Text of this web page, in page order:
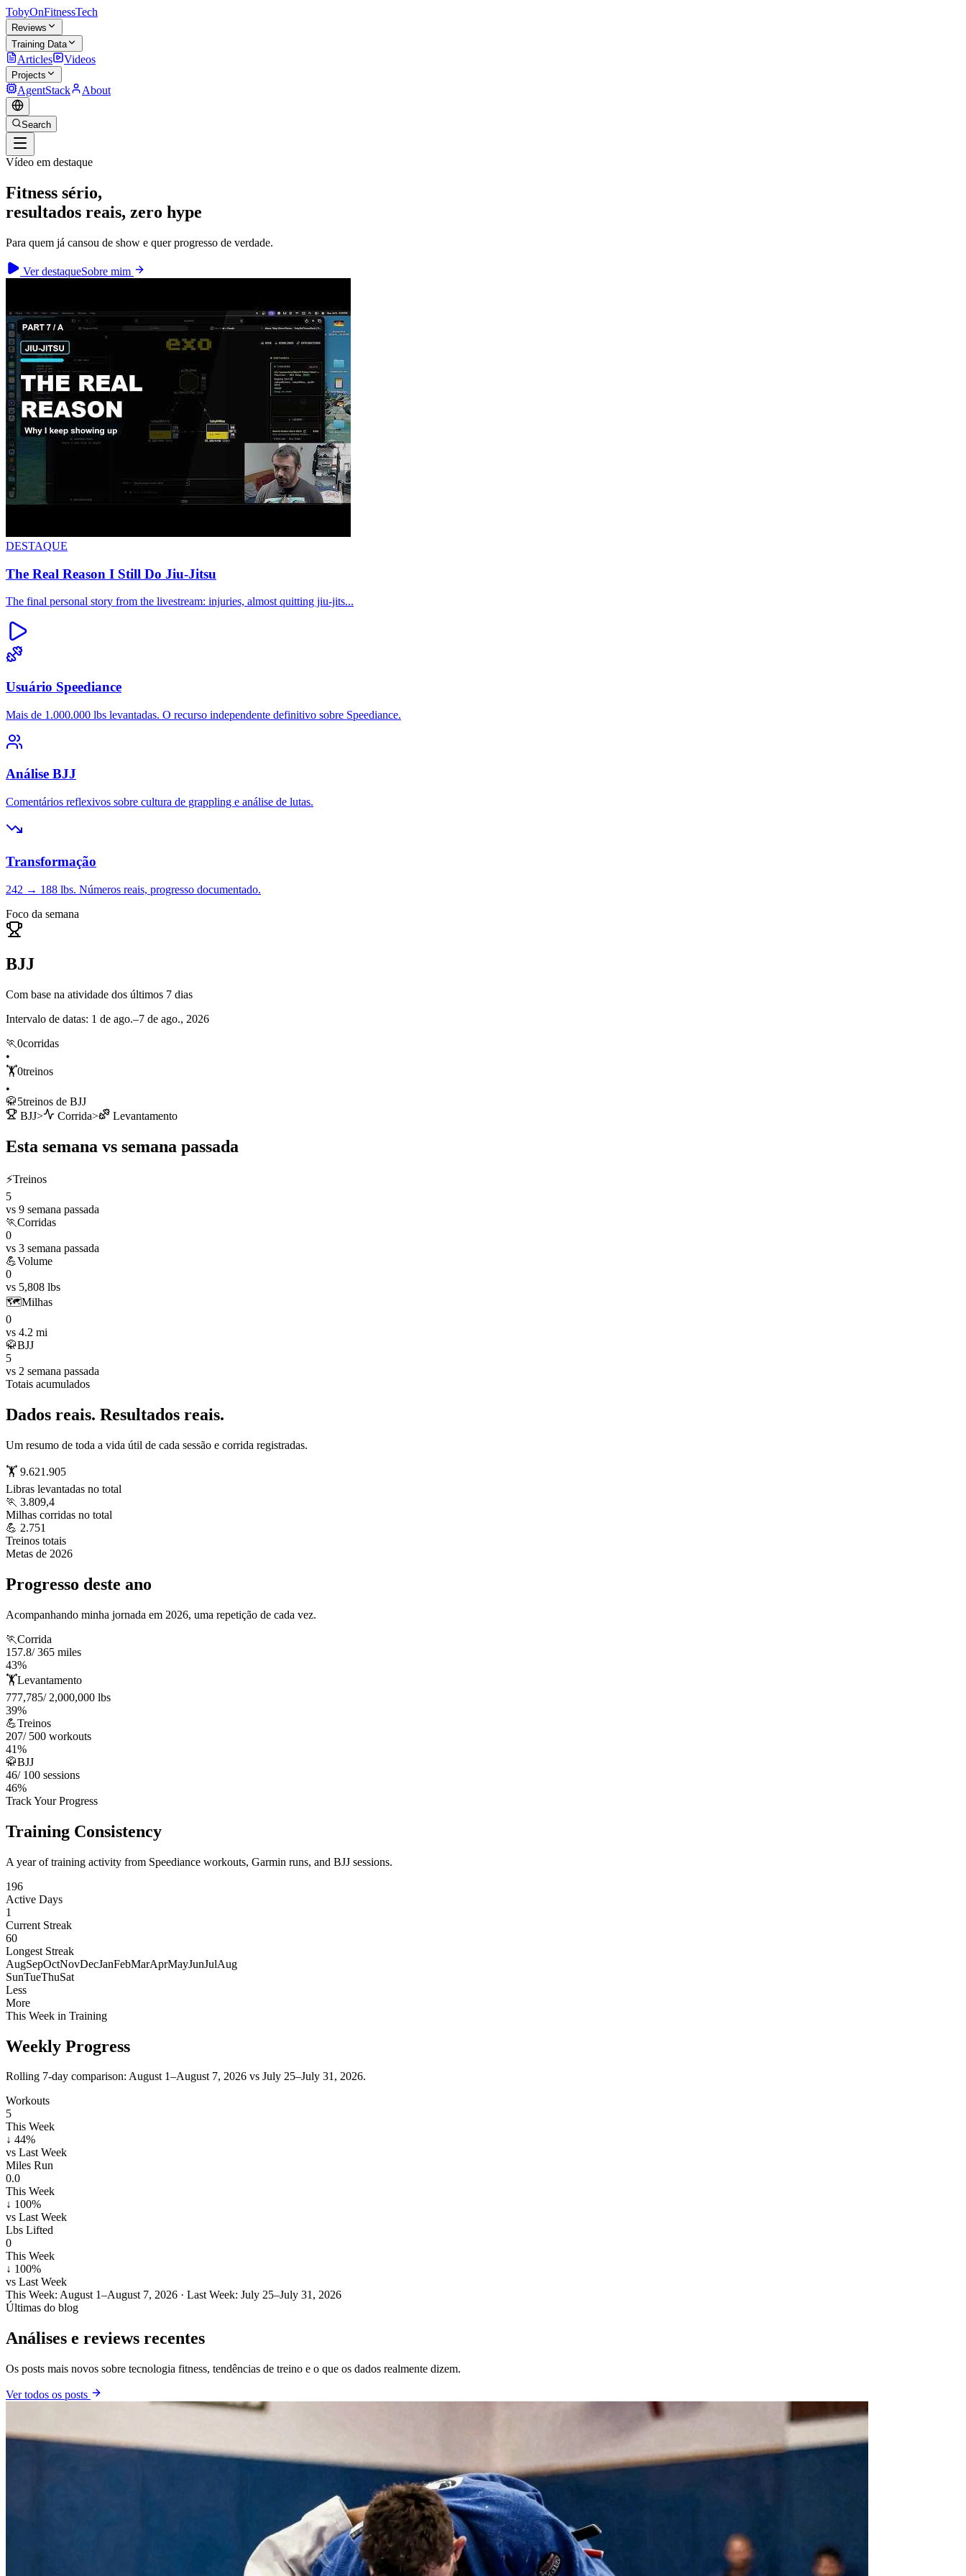
TobyOnFitnessTech
Reviews
Training Data
Articles Videos
Projects
AgentStack About
Search
Vídeo em destaque
Fitness sério,
resultados reais, zero hype
Para quem já cansou de show e quer progresso de verdade.
Ver destaqueSobre mim
DESTAQUE
The Real Reason I Still Do Jiu-Jitsu
The final personal story from the livestream: injuries, almost quitting jiu-jits...
Usuário Speediance
Mais de 1.000.000 lbs levantadas. O recurso independente definitivo sobre Speediance.
Análise BJJ
Comentários reflexivos sobre cultura de grappling e análise de lutas.
Transformação
242 → 188 lbs. Números reais, progresso documentado.
Foco da semana
BJJ
Com base na atividade dos últimos 7 dias
Intervalo de datas: 1 de ago.–7 de ago., 2026
🏃0corridas
•
🏋️0treinos
•
🥋5treinos de BJJ
BJJ> Corrida> Levantamento
Esta semana vs semana passada
⚡Treinos
5
vs 9 semana passada
🏃Corridas
0
vs 3 semana passada
💪Volume
0
vs 5,808 lbs
🗺️Milhas
0
vs 4.2 mi
🥋BJJ
5
vs 2 semana passada
Totais acumulados
Dados reais. Resultados reais.
Um resumo de toda a vida útil de cada sessão e corrida registradas.
🏋️ 9.621.905
Libras levantadas no total
🏃 3.809,4
Milhas corridas no total
💪 2.751
Treinos totais
Metas de 2026
Progresso deste ano
Acompanhando minha jornada em 2026, uma repetição de cada vez.
🏃Corrida
157.8/365 miles
43%
🏋️Levantamento
777,785/ 2,000,000 lbs
39%
💪Treinos
207/ 500 workouts
41%
🥋BJJ
46/ 100 sessions
46%
Track Your Progress
Training Consistency
A year of training activity from Speediance workouts, Garmin runs, and BJJ sessions.
196
Active Days
1
Current Streak
60
Longest Streak
AugSepOctNovDecJanFebMarAprMayJunJulAug
SunTueThuSat
Less
More
This Week in Training
Weekly Progress
Rolling 7-day comparison: August 1–August 7, 2026 vs July 25–July 31, 2026.
Workouts
5
This Week
↓ 44%
vs Last Week
Miles Run
0.0
This Week
↓ 100%
vs Last Week
Lbs Lifted
0
This Week
↓ 100%
vs Last Week
This Week: August 1–August 7, 2026 · Last Week: July 25–July 31, 2026
Últimas do blog
Análises e reviews recentes
Os posts mais novos sobre tecnologia fitness, tendências de treino e o que os dados realmente dizem.
Ver todos os posts